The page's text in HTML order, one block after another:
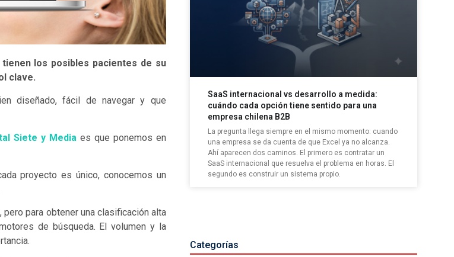
los posibles pacientes de su
clave.
diseñado, fácil de navegar y que
Siete y Media es que ponemos en
proyecto es único, conocemos un
para obtener una clasificación alta
de búsqueda. El volumen y la
SaaS internacional vs desarrollo a medida:
cuándo cada opción tiene sentido para una
empresa chilena B2B
La pregunta llega siempre en el mismo momento: cuando
una empresa se da cuenta de que Excel ya no alcanza.
Ahí aparecen dos caminos. El primero es contratar un
SaaS internacional que resuelva el problema en horas. El
segundo es construir un sistema propio.
Categorías